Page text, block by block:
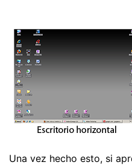
Una vez hecho esto, si